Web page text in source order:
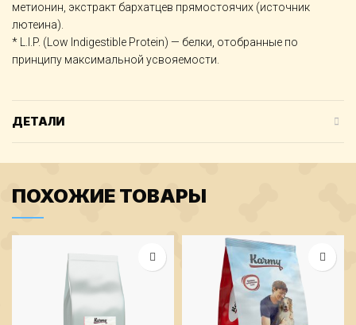
метионин, экстракт бархатцев прямостоячих (источник
лютеина).
* L.I.P. (Low Indigestible Protein) — белки, отобранные по
принципу максимальной усвояемости.
ДЕТАЛИ
ПОХОЖИЕ ТОВАРЫ